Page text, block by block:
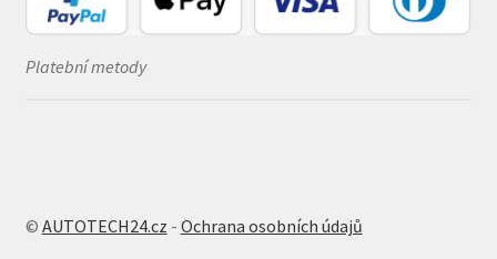
Platební metody
© AUTOTECH24.cz - Ochrana osobních údajů